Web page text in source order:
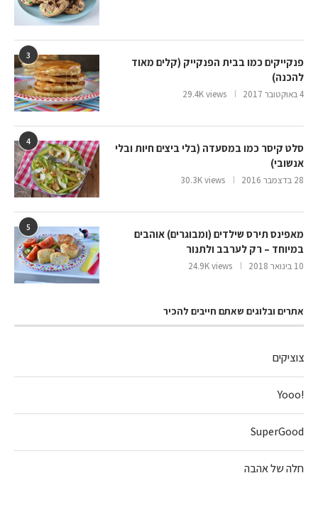
3
פנקייקים כמו בבית הפנקייק (קלים מאוד
להכנה)
4 באוקטובר 2017 29.4K views
4
סלט קיסר כמו במסעדה (בלי ביצים חיות ובלי
אנשובי)
28 בדצמבר 2016 30.3K views
5
מאפינס תירס שילדים (ומבוגרים) אוהבים
במיוחד – רק לערבב ולתנור
10 בינואר 2018 24.9K views
אתרים ובלוגים שאתם חייבים להכיר
צוציקים
!Yooo
SuperGood
חלה של אהבה